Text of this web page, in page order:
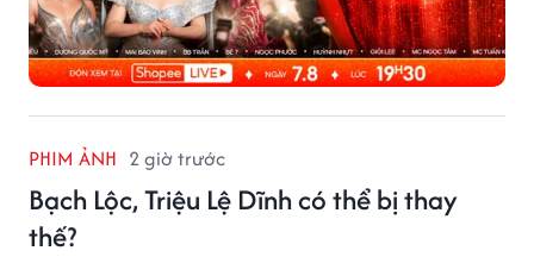
PHIM ẢNH 2 giờ trước
Bạch Lộc, Triệu Lệ Dĩnh có thể bị thay
thế?